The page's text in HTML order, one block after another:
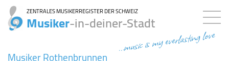
ZENTRALES MUSIKERREGISTER DER SCHWEIZ
Musiker-in-deiner-Stadt
...music is my everlasting love